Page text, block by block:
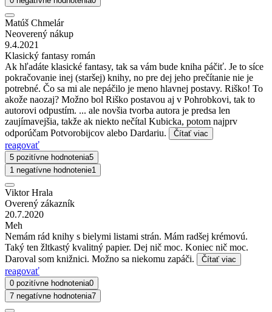
Matúš Chmelár
Neoverený nákup
9.4.2021
Klasický fantasy román
Ak hľadáte klasické fantasy, tak sa vám bude kniha páčiť. Je to síce
pokračovanie inej (staršej) knihy, no pre dej jeho prečítanie nie je
potrebné. Čo sa mi ale nepáčilo je meno hlavnej postavy. Riško! To
akože naozaj? Možno bol Riško postavou aj v Pohrobkovi, tak to
autorovi odpustím. ... ale novšia tvorba autora je predsa len
zaujímavejšia, takže ak niekto nečítal Kubicka, potom najprv
odporúčam Potvorobijcov alebo Dardariu.
Čítať viac
reagovať
5 pozitívne hodnotenia5
1 negatívne hodnotenie1
Viktor Hrala
Overený zákazník
20.7.2020
Meh
Nemám rád knihy s bielymi listami strán. Mám radšej krémovú.
Taký ten žltkastý kvalitný papier. Dej nič moc. Koniec nič moc.
Daroval som knižnici. Možno sa niekomu zapáči.
Čítať viac
reagovať
0 pozitívne hodnotenia0
7 negatívne hodnotenia7